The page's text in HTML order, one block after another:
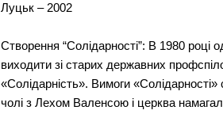
Луцьк – 2002
Створення “Солідарності”: В 1980
виходити зі старих державних
«Солідарність». Вимоги
чолі з Лехом Валенсою і церква